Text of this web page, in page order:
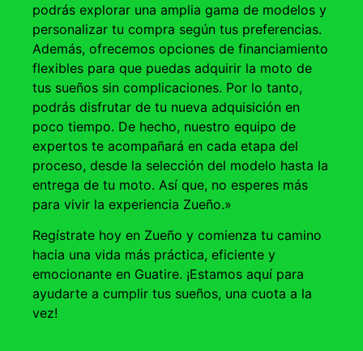
podrás explorar una amplia gama de modelos y
personalizar tu compra según tus preferencias.
Además, ofrecemos opciones de financiamiento
flexibles para que puedas adquirir la moto de
tus sueños sin complicaciones. Por lo tanto,
podrás disfrutar de tu nueva adquisición en
poco tiempo. De hecho, nuestro equipo de
expertos te acompañará en cada etapa del
proceso, desde la selección del modelo hasta la
entrega de tu moto. Así que, no esperes más
para vivir la experiencia Zueño.»
Regístrate hoy en Zueño y comienza tu camino
hacia una vida más práctica, eficiente y
emocionante en Guatire. ¡Estamos aquí para
ayudarte a cumplir tus sueños, una cuota a la
vez!